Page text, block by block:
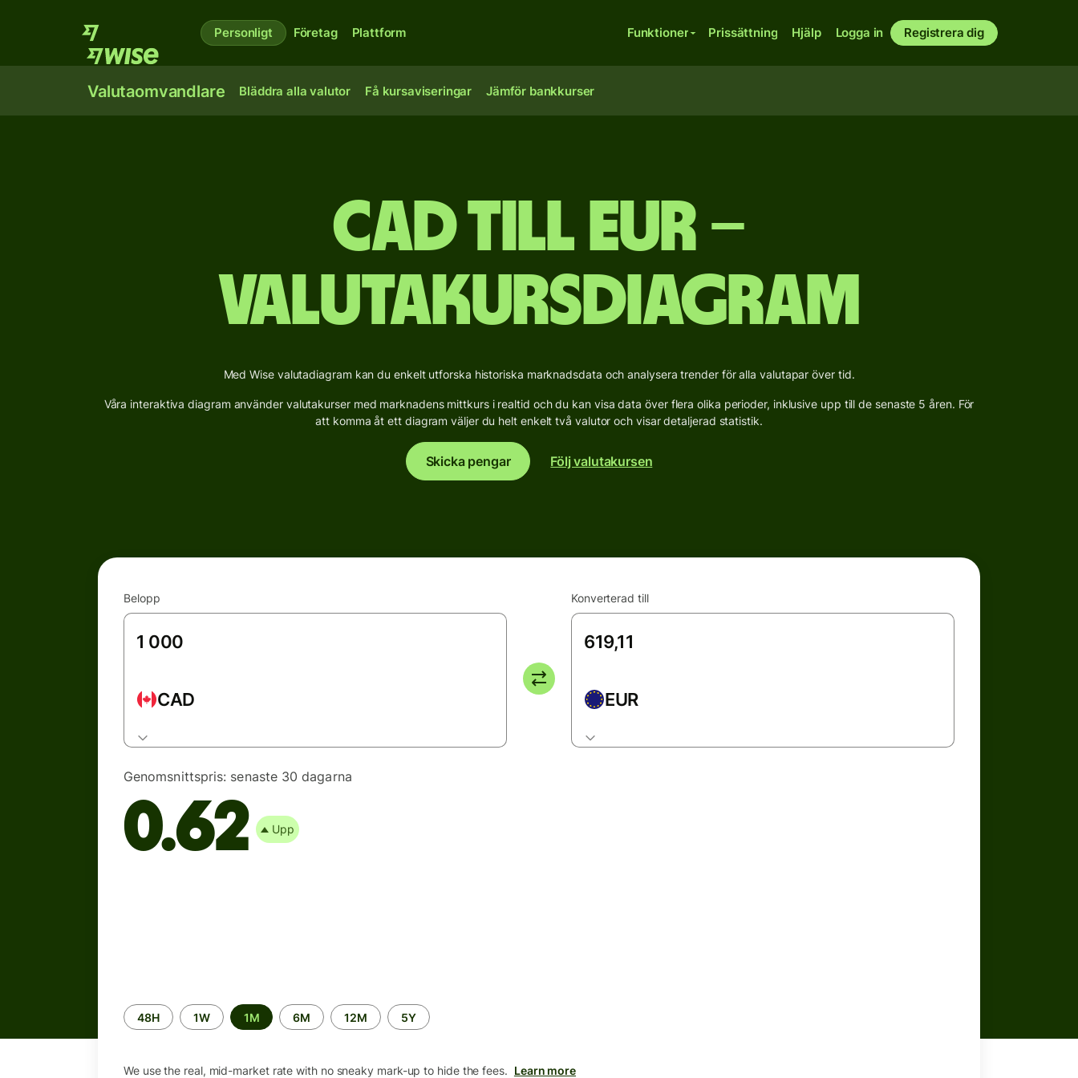
Personligt Företag Plattform Funktioner Prissättning Hjälp Logga in Registrera dig
Valutaomvandlare Bläddra alla valutor Få kursaviseringar Jämför bankkurser
CAD till EUR –
Valutakursdiagram
Med Wise valutadiagram kan du enkelt utforska historiska marknadsdata och analysera trender för alla valutapar över tid.
Våra interaktiva diagram använder valutakurser med marknadens mittkurs i realtid och du kan visa data över flera olika perioder, inklusive upp till de senaste 5 åren. För
att komma åt ett diagram väljer du helt enkelt två valutor och visar detaljerad statistik.
Skicka pengar Följ valutakursen
Belopp
CAD
Konverterad till
EUR
Genomsnittspris: senaste 30 dagarna
0.62 Upp
Time
period
48H 1W 1M 6M 12M 5Y
We use the real, mid-market rate with no sneaky mark-up to hide the fees. Learn more